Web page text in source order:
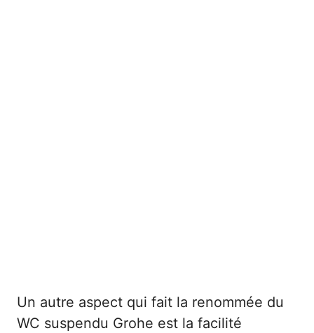
Un autre aspect qui fait la renommée du
WC suspendu Grohe est la facilité